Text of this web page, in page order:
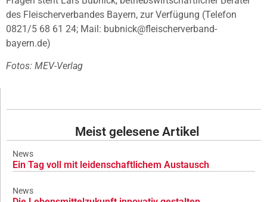
des Fleischerverbandes Bayern, zur Verfügung (Telefon
0821/5 68 61 24; Mail: bubnick@fleischerverband-
bayern.de)
Fotos: MEV-Verlag
Meist gelesene Artikel
News
Ein Tag voll mit leidenschaftlichem Austausch
News